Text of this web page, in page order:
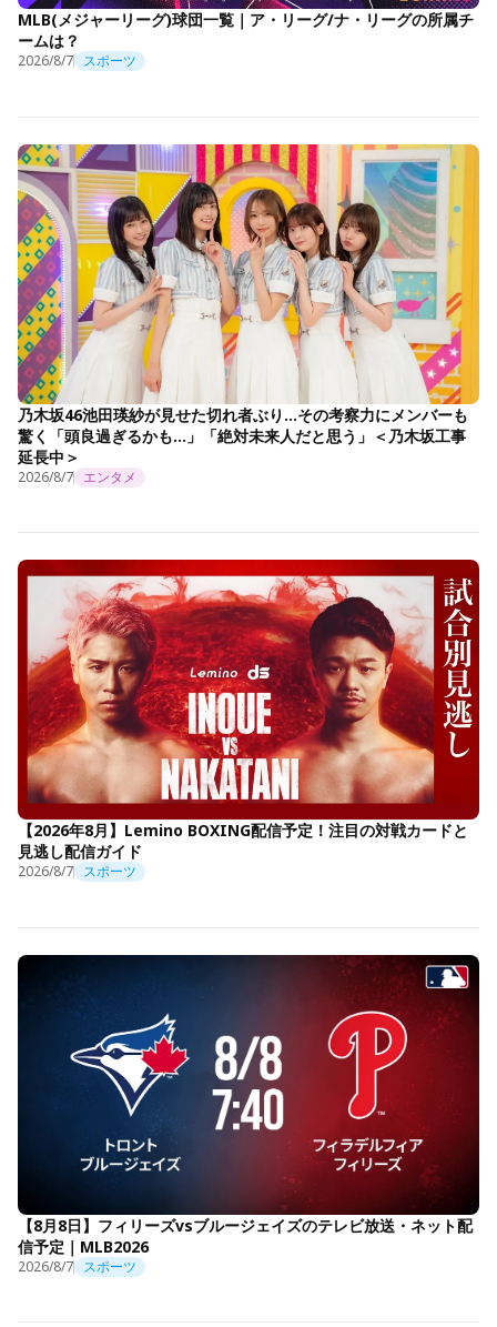
MLB(メジャーリーグ)球団一覧｜ア・リーグ/ナ・リーグの所属チ
ームは？
2026/8/7 スポーツ
乃木坂46池田瑛紗が見せた切れ者ぶり…その考察力にメンバーも
驚く「頭良過ぎるかも…」「絶対未来人だと思う」＜乃木坂工事
延長中＞
2026/8/7 エンタメ
【2026年8月】Lemino BOXING配信予定！注目の対戦カードと
見逃し配信ガイド
2026/8/7 スポーツ
【8月8日】フィリーズvsブルージェイズのテレビ放送・ネット配
信予定｜MLB2026
2026/8/7 スポーツ